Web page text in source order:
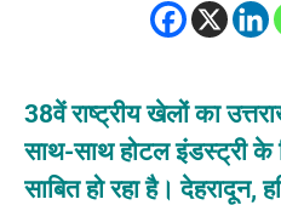
38वें राष्ट्रीय खेलों का
साथ-साथ होटल इंडस्ट्री के
साबित हो रहा है। देहरादून,